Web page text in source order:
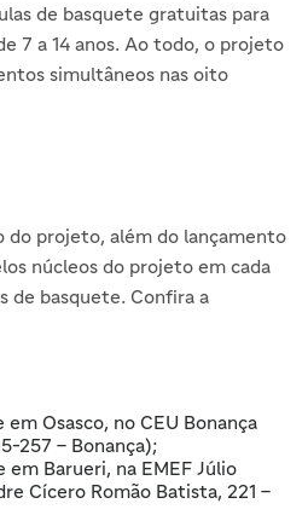
de basquete gratuitas para
7 a 14 anos. Ao todo, o projeto
simultâneos nas oito
do projeto, além do lançamento
núcleos do projeto em cada
de basquete. Confira a
Osasco, no CEU Bonança
257 – Bonança);
em Barueri, na EMEF Júlio
Cícero Romão Batista, 221 –